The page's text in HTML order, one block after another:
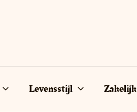
Levensstijl Zakelijk